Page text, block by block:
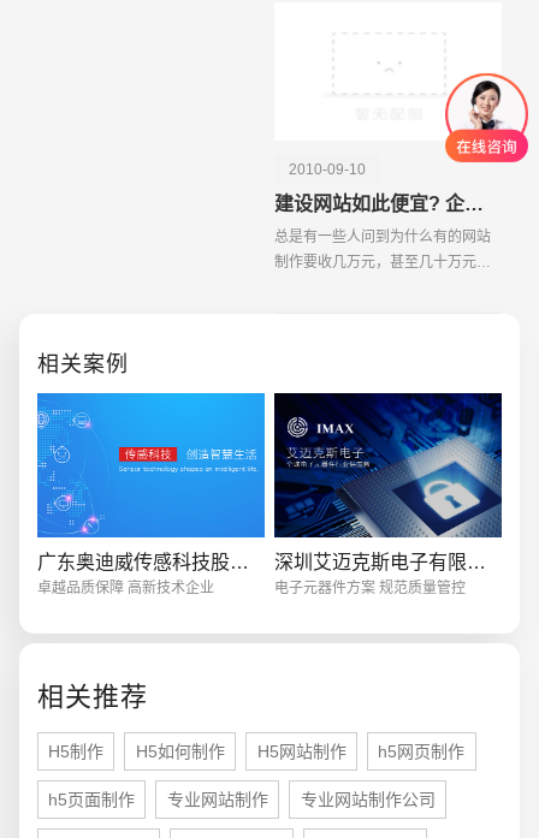
2010-09-10
建设网站如此便宜? 企业是受益? 是受害?
总是有一些人问到为什么有的网站
制作要收几万元，甚至几十万元，
相关案例
广东奥迪威传感科技股份有限公司
卓越品质保障 高新技术企业
深圳艾迈克斯电子有限公司
电子元器件方案 规范质量管控
相关推荐
H5制作 H5如何制作 H5网站制作 h5网页制作
h5页面制作 专业网站制作 专业网站制作公司
· 标准企业官网建设 · 外贸网